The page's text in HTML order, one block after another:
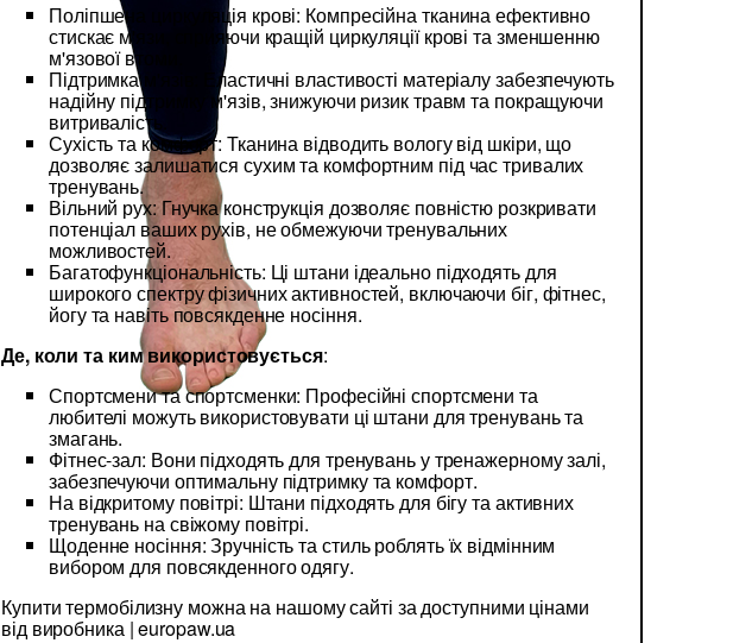
Поліпшена циркуляція крові: Компресійна тканина ефективно
стискає м'язи, сприяючи кращій циркуляції крові та зменшенню
м'язової втоми.
Підтримка м'язів: Еластичні властивості матеріалу забезпечують
надійну підтримку м'язів, знижуючи ризик травм та покращуючи
витривалість.
Сухість та комфорт: Тканина відводить вологу від шкіри, що
дозволяє залишатися сухим та комфортним під час тривалих
тренувань.
Вільний рух: Гнучка конструкція дозволяє повністю розкривати
потенціал ваших рухів, не обмежуючи тренувальних
можливостей.
Багатофункціональність: Ці штани ідеально підходять для
широкого спектру фізичних активностей, включаючи біг, фітнес,
йогу та навіть повсякденне носіння.
Де, коли та ким використовується:
Спортсмени та спортсменки: Професійні спортсмени та
любителі можуть використовувати ці штани для тренувань та
змагань.
Фітнес-зал: Вони підходять для тренувань у тренажерному залі,
забезпечуючи оптимальну підтримку та комфорт.
На відкритому повітрі: Штани підходять для бігу та активних
тренувань на свіжому повітрі.
Щоденне носіння: Зручність та стиль роблять їх відмінним
вибором для повсякденного одягу.
Купити термобілизну можна на нашому сайті за доступними цінами
від виробника | europaw.ua